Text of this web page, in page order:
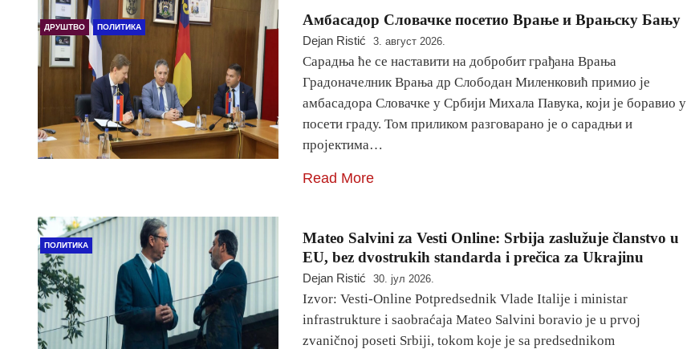
ДРУШТВО ПОЛИТИКА Амбасадор Словачке посетио Врање и Врањску Бању
Dejan Ristić 3. август 2026.
Сарадња ће се наставити на добробит грађана Врања
Градоначелник Врања др Слободан Миленковић примио је
амбасадора Словачке у Србији Михала Павука, који је боравио у
посети граду. Том приликом разговарано је о сарадњи и
пројектима…
Read More
ПОЛИТИКА
Mateo Salvini za Vesti Online: Srbija zaslužuje članstvo u
EU, bez dvostrukih standarda i prečica za Ukrajinu
Dejan Ristić 30. јул 2026.
Izvor: Vesti-Online Potpredsednik Vlade Italije i ministar
infrastrukture i saobraćaja Mateo Salvini boravio je u prvoj
zvaničnoj poseti Srbiji, tokom koje je sa predsednikom